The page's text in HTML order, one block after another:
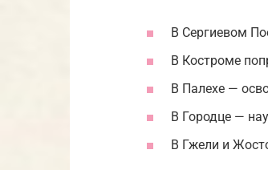
В Сергиевом
В Костроме
В Палехе —
В Городце —
В Гжели и